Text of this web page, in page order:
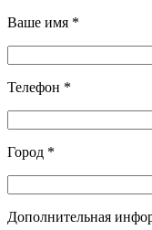
Ваше имя *
Телефон *
Город *
Дополнительная